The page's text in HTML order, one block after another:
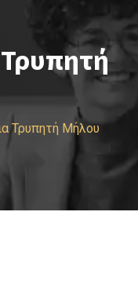
Τρυπητή Μήλου